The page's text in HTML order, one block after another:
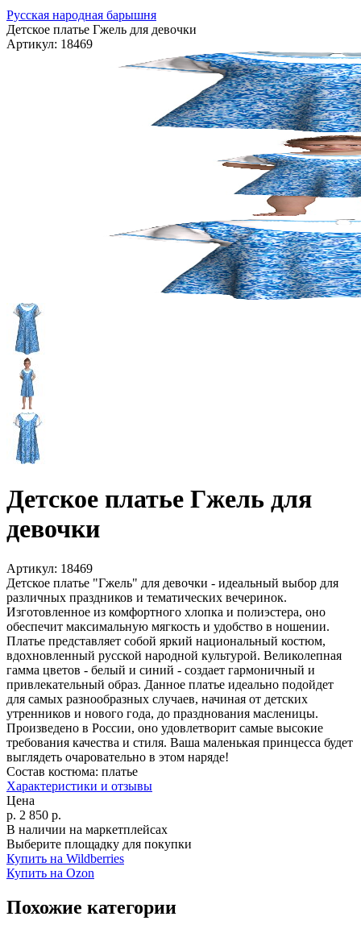
Русская народная барышня
Детское платье Гжель для девочки
Артикул: 18469
Детское платье Гжель для
девочки
Артикул: 18469
Детское платье "Гжель" для девочки - идеальный выбор для
различных праздников и тематических вечеринок.
Изготовленное из комфортного хлопка и полиэстера, оно
обеспечит максимальную мягкость и удобство в ношении.
Платье представляет собой яркий национальный костюм,
вдохновленный русской народной культурой. Великолепная
гамма цветов - белый и синий - создает гармоничный и
привлекательный образ. Данное платье идеально подойдет
для самых разнообразных случаев, начиная от детских
утренников и нового года, до празднования масленицы.
Произведено в России, оно удовлетворит самые высокие
требования качества и стиля. Ваша маленькая принцесса будет
выглядеть очаровательно в этом наряде!
Состав костюма: платье
Характеристики и отзывы
Цена
р. 2 850 р.
В наличии на маркетплейсах
Выберите площадку для покупки
Купить на Wildberries
Купить на Ozon
Похожие категории